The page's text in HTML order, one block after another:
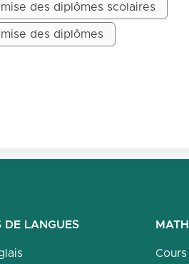
des diplômes scolaires
des diplômes
DE LANGUES